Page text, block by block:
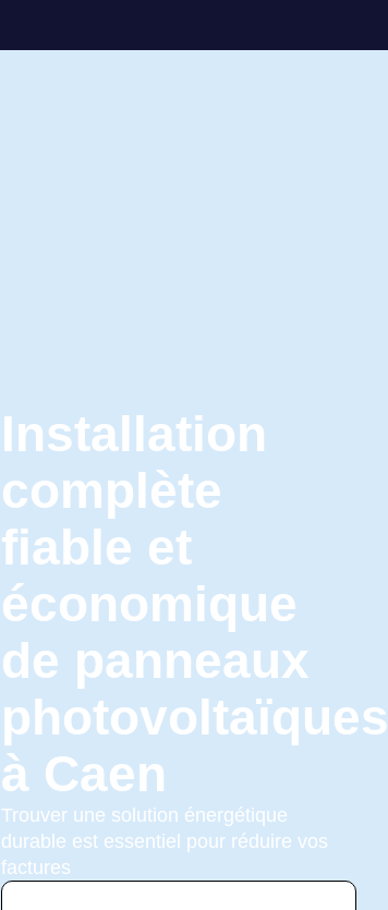
Installation
complète
fiable et
économique
de panneaux
photovoltaïques
à Caen
Trouver une solution énergétique
durable est essentiel pour réduire vos
factures